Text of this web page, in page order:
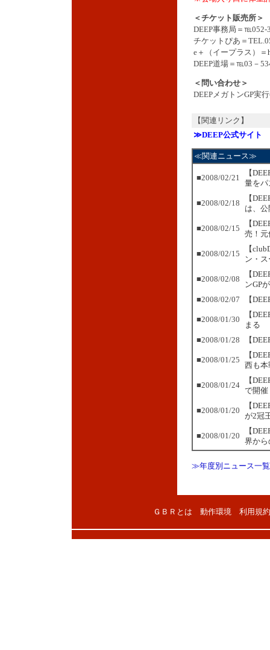
＜チケット販売所＞
DEEP事務局＝℡052-
チケットぴあ＝
e＋（イープラス）＝
DEEP道場＝℡03－
＜問い合わせ＞
DEEPメガトンGP実
【関連リンク】
≫DEEP公式サイト
≪関連ニュース≫
■2008/02/21
【
量をパ
■2008/02/18
【
は、
■2008/02/15
【
売！元
■2008/02/15
【
ン・
■2008/02/08
【
ンGP
■2008/02/07
【
■2008/01/30
【
まる
■2008/01/28
【
■2008/01/25
【
西も本
■2008/01/24
【
で開催
■2008/01/20
【
が2冠
■2008/01/20
【
界から
≫年度別ニュース一覧
ＧＢＲとは 動作環境 利用規約